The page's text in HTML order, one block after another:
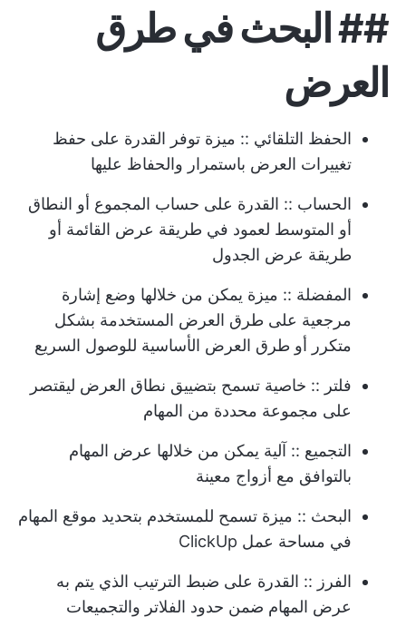
## البحث في طرق
العرض
الحفظ التلقائي :: ميزة توفر القدرة على حفظ
تغييرات العرض باستمرار والحفاظ عليها
الحساب :: القدرة على حساب المجموع أو النطاق
أو المتوسط لعمود في طريقة عرض القائمة أو
طريقة عرض الجدول
المفضلة :: ميزة يمكن من خلالها وضع إشارة
مرجعية على طرق العرض المستخدمة بشكل
متكرر أو طرق العرض الأساسية للوصول السريع
فلتر :: خاصية تسمح بتضييق نطاق العرض ليقتصر
على مجموعة محددة من المهام
التجميع :: آلية يمكن من خلالها عرض المهام
بالتوافق مع أزواج معينة
البحث :: ميزة تسمح للمستخدم بتحديد موقع المهام
في مساحة عمل ClickUp
الفرز :: القدرة على ضبط الترتيب الذي يتم به
عرض المهام ضمن حدود الفلاتر والتجميعات